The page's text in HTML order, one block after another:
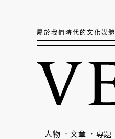
屬於我們時代的文化媒體
人物 文章 專題